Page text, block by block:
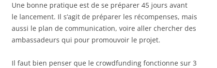
Une bonne pratique est de se préparer 45 jours avant
le lancement. Il s’agit de préparer les récompenses, mais
aussi le plan de communication, voire aller chercher des
ambassadeurs qui pour promouvoir le projet.
Il faut bien penser que le crowdfunding fonctionne sur 3